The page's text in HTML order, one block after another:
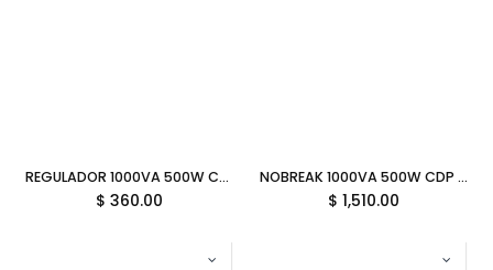
REGULADOR 1000VA 500W CDP R2C-AVR1008 8C 12M DE GARANTIA
$ 360.00
NOBREAK 1000VA 500W CDP R-UPR1008 8C 11M DE GARANTIA
$ 1,510.00